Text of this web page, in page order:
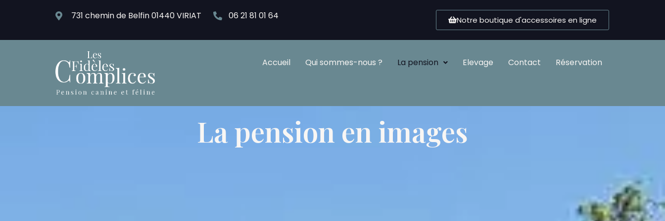
731 chemin de Belfin 01440 VIRIAT 06 21 81 01 64 Notre boutique d'accessoires en ligne
Accueil Qui sommes-nous ? La pension Elevage Contact Réservation
La pension en images